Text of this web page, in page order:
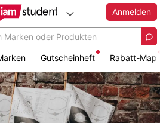
Anmelden
Gutscheinheft Rabatt-Map